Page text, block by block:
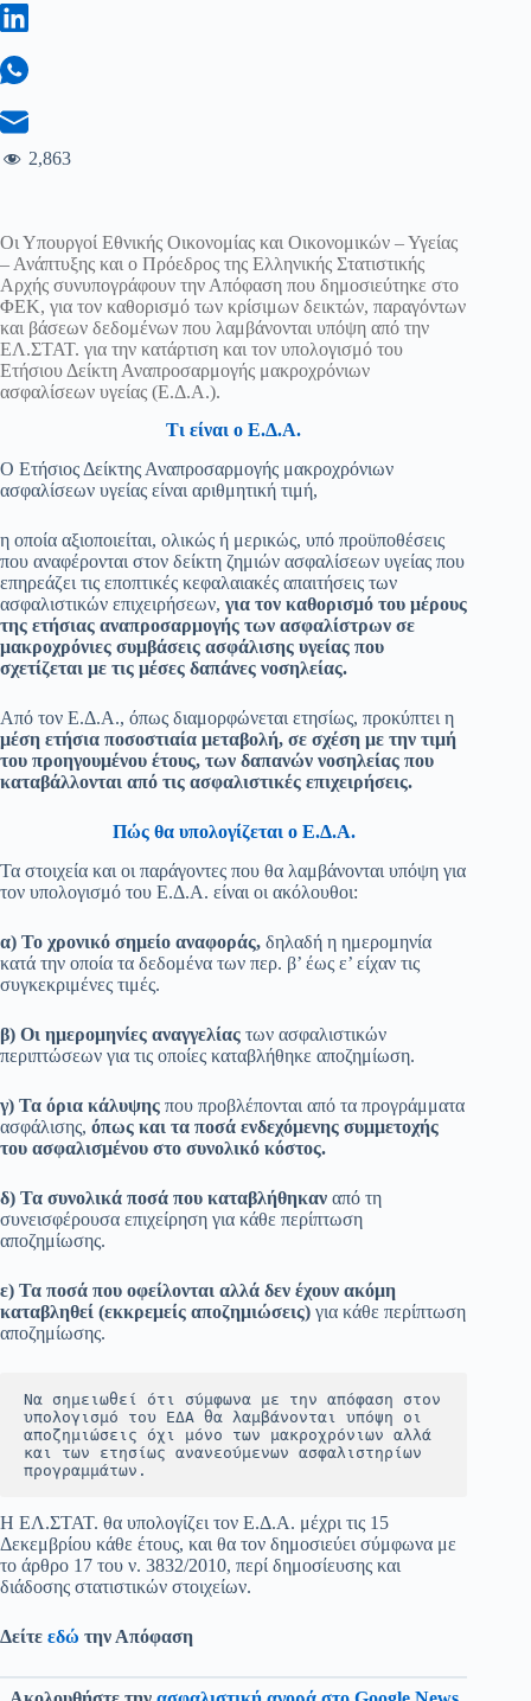
2,863
Οι Υπουργοί Εθνικής Οικονομίας και Οικονομικών – Υγείας
– Ανάπτυξης και ο Πρόεδρος της Ελληνικής Στατιστικής
Αρχής συνυπογράφουν την Απόφαση που δημοσιεύτηκε στο
ΦΕΚ, για τον καθορισμό των κρίσιμων δεικτών, παραγόντων
και βάσεων δεδομένων που λαμβάνονται υπόψη από την
ΕΛ.ΣΤΑΤ. για την κατάρτιση και τον υπολογισμό του
Ετήσιου Δείκτη Αναπροσαρμογής μακροχρόνιων
ασφαλίσεων υγείας (Ε.Δ.Α.).
Τι είναι ο Ε.Δ.Α.
Ο Ετήσιος Δείκτης Αναπροσαρμογής μακροχρόνιων
ασφαλίσεων υγείας είναι αριθμητική τιμή,
η οποία αξιοποιείται, ολικώς ή μερικώς, υπό προϋποθέσεις
που αναφέρονται στον δείκτη ζημιών ασφαλίσεων υγείας που
επηρεάζει τις εποπτικές κεφαλαιακές απαιτήσεις των
ασφαλιστικών επιχειρήσεων, για τον καθορισμό του μέρους
της ετήσιας αναπροσαρμογής των ασφαλίστρων σε
μακροχρόνιες συμβάσεις ασφάλισης υγείας που
σχετίζεται με τις μέσες δαπάνες νοσηλείας.
Από τον Ε.Δ.Α., όπως διαμορφώνεται ετησίως, προκύπτει η
μέση ετήσια ποσοστιαία μεταβολή, σε σχέση με την τιμή
του προηγουμένου έτους, των δαπανών νοσηλείας που
καταβάλλονται από τις ασφαλιστικές επιχειρήσεις.
Πώς θα υπολογίζεται ο Ε.Δ.Α.
Τα στοιχεία και οι παράγοντες που θα λαμβάνονται υπόψη για
τον υπολογισμό του Ε.Δ.Α. είναι οι ακόλουθοι:
α) Το χρονικό σημείο αναφοράς, δηλαδή η ημερομηνία
κατά την οποία τα δεδομένα των περ. β’ έως ε’ είχαν τις
συγκεκριμένες τιμές.
β) Οι ημερομηνίες αναγγελίας των ασφαλιστικών
περιπτώσεων για τις οποίες καταβλήθηκε αποζημίωση.
γ) Τα όρια κάλυψης που προβλέπονται από τα προγράμματα
ασφάλισης, όπως και τα ποσά ενδεχόμενης συμμετοχής
του ασφαλισμένου στο συνολικό κόστος.
δ) Τα συνολικά ποσά που καταβλήθηκαν από τη
συνεισφέρουσα επιχείρηση για κάθε περίπτωση
αποζημίωσης.
ε) Τα ποσά που οφείλονται αλλά δεν έχουν ακόμη
καταβληθεί (εκκρεμείς αποζημιώσεις) για κάθε περίπτωση
αποζημίωσης.
Να σημειωθεί ότι σύμφωνα με την απόφαση στον
υπολογισμό του ΕΔΑ θα λαμβάνονται υπόψη οι
αποζημιώσεις όχι μόνο των μακροχρόνιων αλλά
και των ετησίως ανανεούμενων ασφαλιστηρίων
προγραμμάτων.
Η ΕΛ.ΣΤΑΤ. θα υπολογίζει τον Ε.Δ.Α. μέχρι τις 15
Δεκεμβρίου κάθε έτους, και θα τον δημοσιεύει σύμφωνα με
το άρθρο 17 του ν. 3832/2010, περί δημοσίευσης και
διάδοσης στατιστικών στοιχείων.
Δείτε εδώ την Απόφαση